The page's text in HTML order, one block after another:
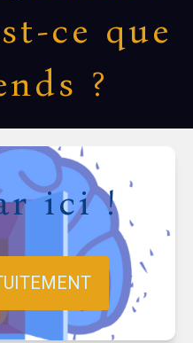
ce que
?
ici !